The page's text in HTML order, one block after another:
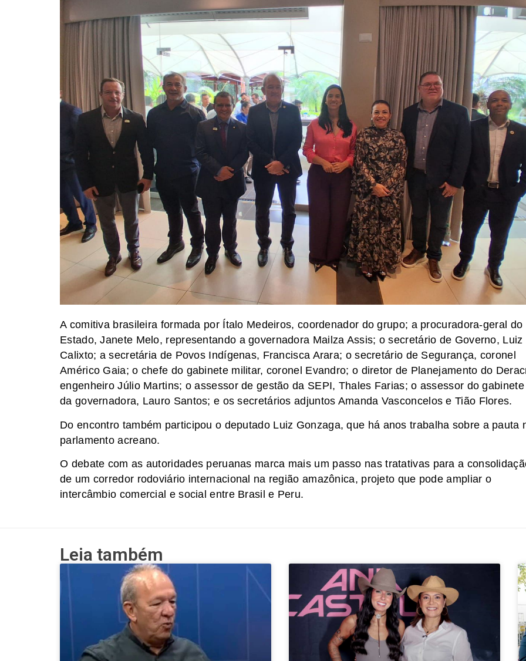
A comitiva brasileira formada por Ítalo Medeiros, coordenador do grupo; a procuradora-geral do
Estado, Janete Melo, representando a governadora Mailza Assis; o secretário de Governo, Luiz
Calixto; a secretária de Povos Indígenas, Francisca Arara; o secretário de Segurança, coronel
Américo Gaia; o chefe do gabinete militar, coronel Evandro; o diretor de Planejamento do
engenheiro Júlio Martins; o assessor de gestão da SEPI, Thales Farias; o assessor do gabinete
da governadora, Lauro Santos; e os secretários adjuntos Amanda Vasconcelos e Tião Flores.
Do encontro também participou o deputado Luiz Gonzaga, que há anos trabalha sobre a pauta
parlamento acreano.
O debate com as autoridades peruanas marca mais um passo nas tratativas para a
de um corredor rodoviário internacional na região amazônica, projeto que pode ampliar o
intercâmbio comercial e social entre Brasil e Peru.
Leia também